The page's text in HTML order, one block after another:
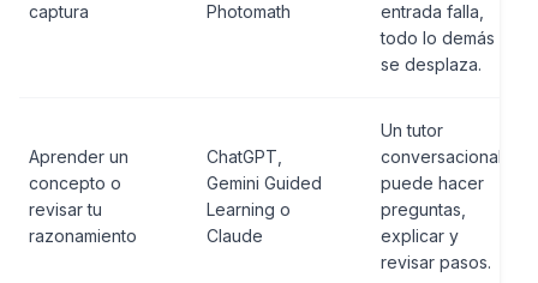
captura
Photomath
entrada falla,
todo lo demás
se desplaza.
Aprender un
concepto o
revisar tu
razonamiento
ChatGPT,
Gemini Guided
Learning o
Claude
Un tutor
conversacional
puede hacer
preguntas,
explicar y
revisar pasos.